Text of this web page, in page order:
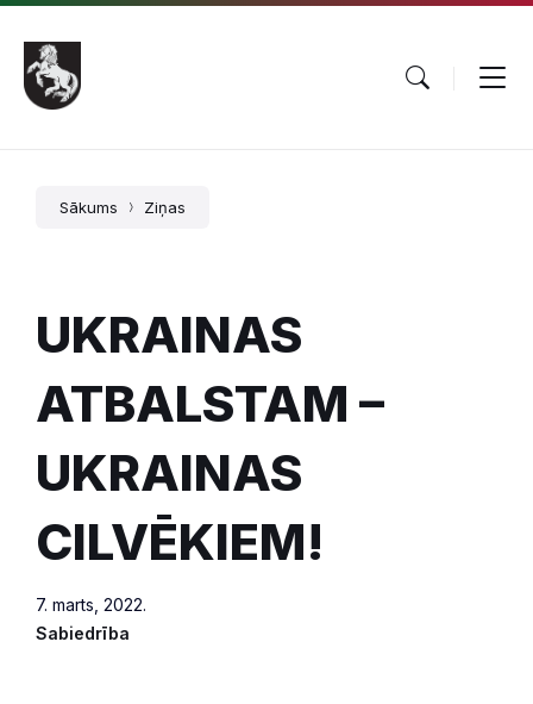
Pāriet
saturu
Skip
main
navigation
Skip
footer
Sākums Ziņas
UKRAINAS
ATBALSTAM –
UKRAINAS
CILVĒKIEM!
7. marts, 2022.
Sabiedrība